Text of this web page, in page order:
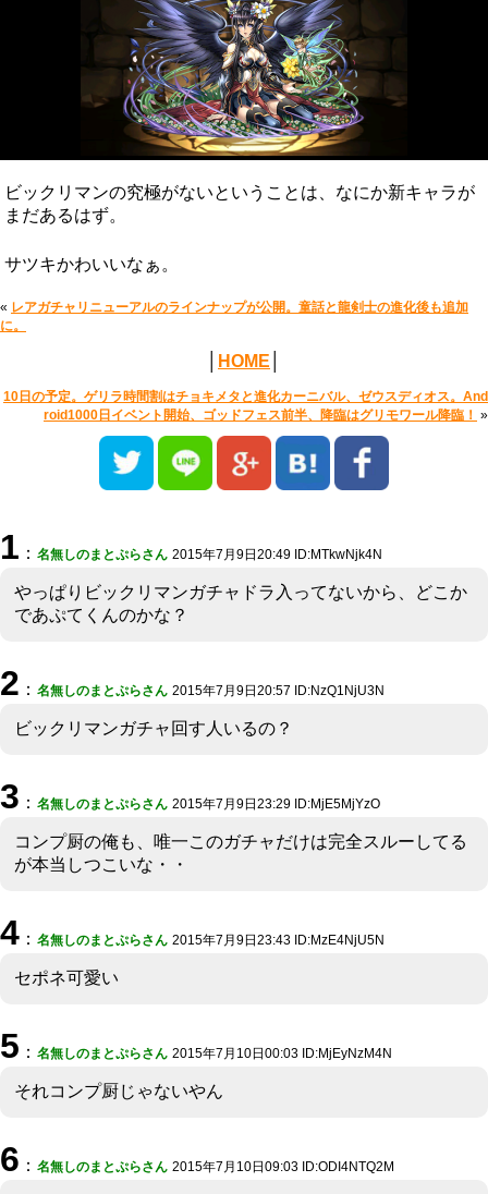
ビックリマンの究極がないということは、なにか新キャラが
まだあるはず。
サツキかわいいなぁ。
« レアガチャリニューアルのラインナップが公開。童話と龍剣士の進化後も追加
に。
HOME
10日の予定。ゲリラ時間割はチョキメタと進化カーニバル、ゼウスディオス。And
roid1000日イベント開始、ゴッドフェス前半、降臨はグリモワール降臨！ »
1 ： 名無しのまとぷらさん 2015年7月9日20:49 ID:MTkwNjk4N
やっぱりビックリマンガチャドラ入ってないから、どこか
であぷてくんのかな？
2 ： 名無しのまとぷらさん 2015年7月9日20:57 ID:NzQ1NjU3N
ビックリマンガチャ回す人いるの？
3 ： 名無しのまとぷらさん 2015年7月9日23:29 ID:MjE5MjYzO
コンプ厨の俺も、唯一このガチャだけは完全スルーしてる
が本当しつこいな・・
4 ： 名無しのまとぷらさん 2015年7月9日23:43 ID:MzE4NjU5N
セポネ可愛い
5 ： 名無しのまとぷらさん 2015年7月10日00:03 ID:MjEyNzM4N
それコンプ厨じゃないやん
6 ： 名無しのまとぷらさん 2015年7月10日09:03 ID:ODI4NTQ2M